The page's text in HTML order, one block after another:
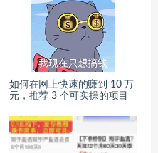
如何在网上快速的赚到 10 万
元，推荐 3 个可实操的项目